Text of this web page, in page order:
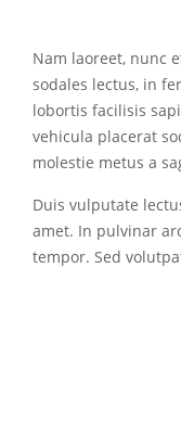
Nam laoreet, nunc
sodales lectus, in
lobortis facilisis
vehicula placerat
molestie metus a
Duis vulputate
amet. In pulvinar
tempor. Sed